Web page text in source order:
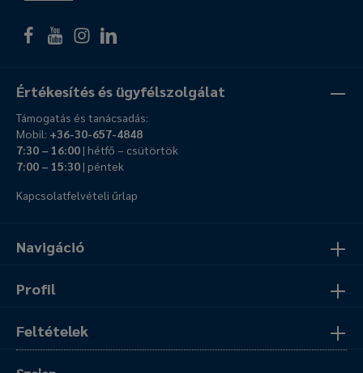
Navigáció
Profil
Feltételek
Értékesítés és ügyfélszolgálat
Támogatás és tanácsadás:
Mobil: +36-30-657-4848
7:30 – 16:00| hétfő – csütörtök
7:00 – 15:30| péntek
Kapcsolatfelvételi űrlap